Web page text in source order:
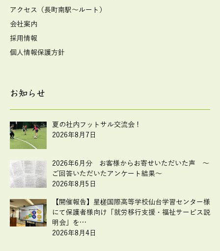
アクセス（長町南駅～ルート）
会社案内
採用情報
個人情報保護方針
お知らせ
夏の社内フットサル交流会！
2026年8月7日
2026年6月分 お客様からお寄せいただいた声 ～
ご回答いただいたアンケート結果～
2026年8月5日
【開催報告】星槎国際高等学校仙台学習センター様
にて保護者様向け「就労移行支援・福祉サービス説
明会」を…
2026年8月4日